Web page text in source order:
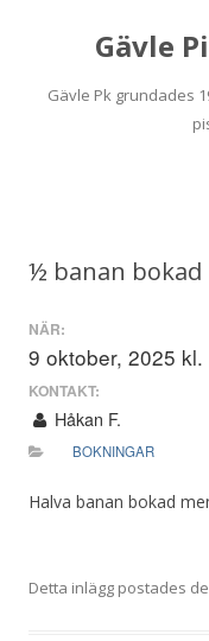
Gävle
Gävle Pk grundades
½ banan bokad
NÄR:
9 oktober, 2025
KONTAKT:
Håkan F.
BOKNINGAR
Halva banan bokad
Detta inlägg postades